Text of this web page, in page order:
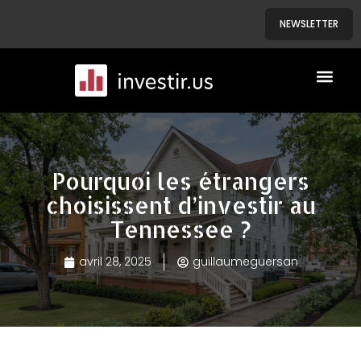
NEWSLETTER
Pourquoi les étrangers
choisissent d’investir au
Tennessee ?
avril 28, 2025 guillaumeguersan